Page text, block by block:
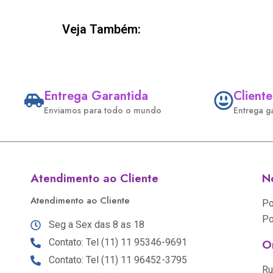
Veja Também:
Entrega Garantida
Enviamos para todo o mundo Entrega
Atendimento ao Cliente
Atendimento ao Cliente
Seg a Sex das 8 as 18
Contato: Tel (11) 11 95346-9691
Contato: Tel (11) 11 96452-3795